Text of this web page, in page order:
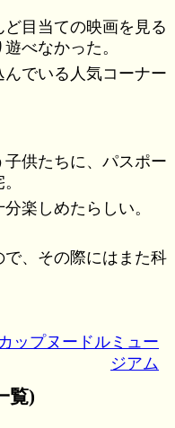
目当ての映画を見る
べなかった。
でいる人気コーナー
供たちに、パスポー
楽しめたらしい。
、その際にはまた科
ップヌードルミュー
ジアム
覧)